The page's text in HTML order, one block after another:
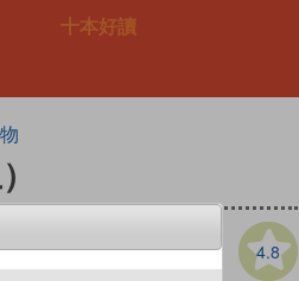
十本好讀
4.8